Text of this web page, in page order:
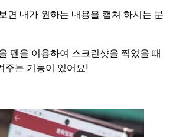
면 내가 원하는 내용을 캡쳐 하시는 분
펜을 이용하여 스크린샷을 찍었을 때
주는 기능이 있어요!